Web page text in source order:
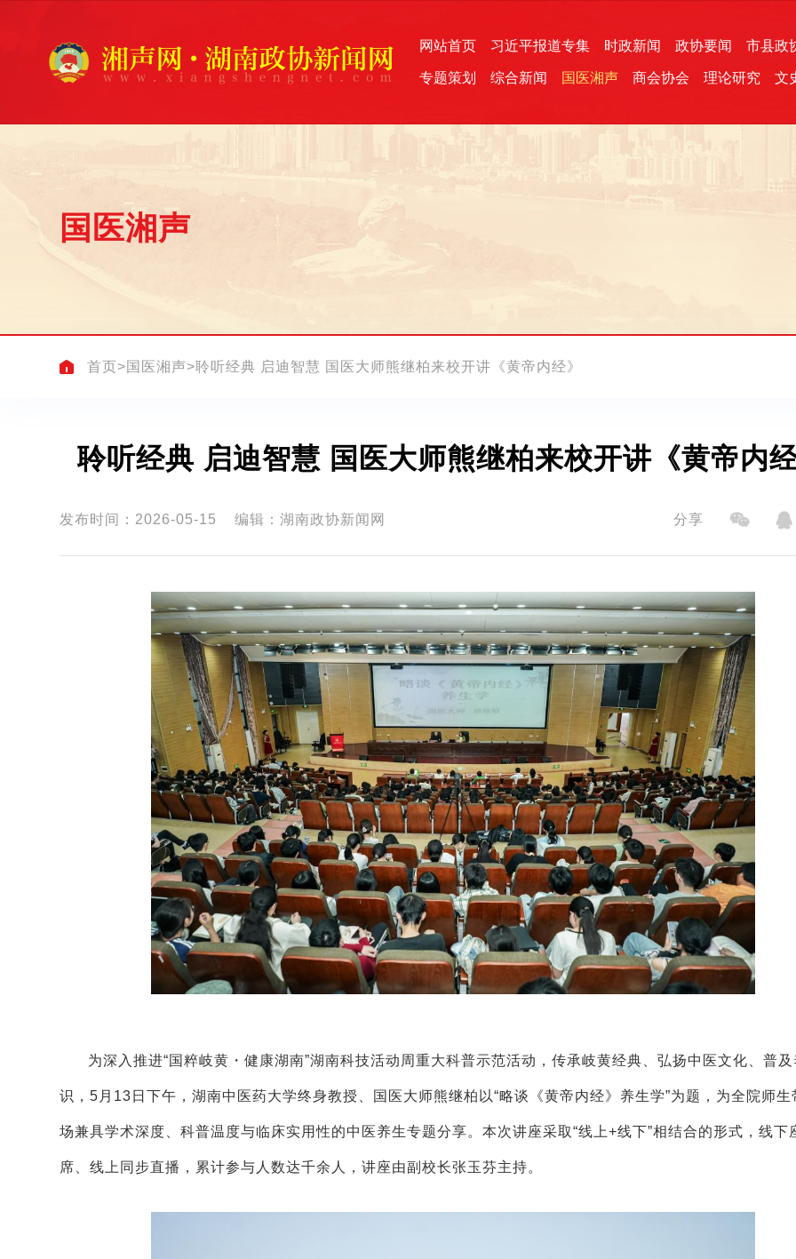
网站首页 习近平报道专集 时政新闻 政协要闻 市县政
专题策划 综合新闻 国医湘声 商会协会 理论研究 文
国医湘声
首页> 国医湘声>聆听经典 启迪智慧 国医大师熊继柏来校开讲《黄帝内经》
聆听经典 启迪智慧 国医大师熊继柏来校开讲《黄帝内
发布时间：2026-05-15 编辑：湖南政协新闻网 分享
为深入推进“国粹岐黄・健康湖南”湖南科技活动周重大科普示范活动，传承岐黄经典、弘扬中医文化、普
识，5月13日下午，湖南中医药大学终身教授、国医大师熊继柏以“略谈《黄帝内经》养生学”为题，为全院师生
场兼具学术深度、科普温度与临床实用性的中医养生专题分享。本次讲座采取“线上+线下”相结合的形式，线下
席、线上同步直播，累计参与人数达千余人，讲座由副校长张玉芬主持。